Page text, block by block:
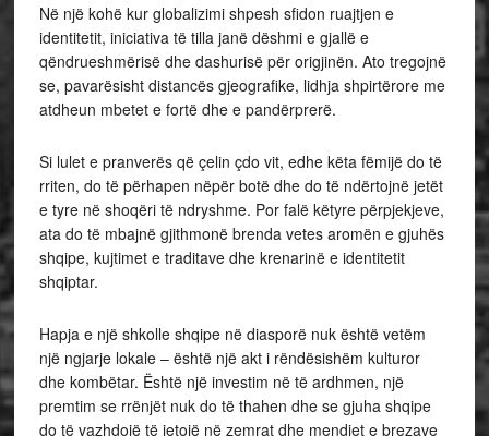
Në një kohë kur globalizimi shpesh sfidon ruajtjen e
identitetit, iniciativa të tilla janë dëshmi e gjallë e
qëndrueshmërisë dhe dashurisë për origjinën. Ato tregojnë
se, pavarësisht distancës gjeografike, lidhja shpirtërore me
atdheun mbetet e fortë dhe e pandërprerë.
Si lulet e pranverës që çelin çdo vit, edhe këta fëmijë do të
rriten, do të përhapen nëpër botë dhe do të ndërtojnë jetët
e tyre në shoqëri të ndryshme. Por falë këtyre përpjekjeve,
ata do të mbajnë gjithmonë brenda vetes aromën e gjuhës
shqipe, kujtimet e traditave dhe krenarinë e identitetit
shqiptar.
Hapja e një shkolle shqipe në diasporë nuk është vetëm
një ngjarje lokale – është një akt i rëndësishëm kulturor
dhe kombëtar. Është një investim në të ardhmen, një
premtim se rrënjët nuk do të thahen dhe se gjuha shqipe
do të vazhdojë të jetojë në zemrat dhe mendjet e brezave